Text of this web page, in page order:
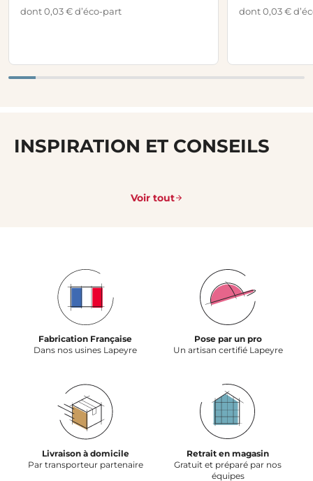
dont 0,03 € d’éco-part dont 0,03 €
INSPIRATION ET CONSEILS
Voir tout
Fabrication Française
Dans nos usines Lapeyre
Pose par un pro
Un artisan certifié Lapeyre
Livraison à domicile
Par transporteur partenaire
Retrait en magasin
Gratuit et préparé par nos
équipes